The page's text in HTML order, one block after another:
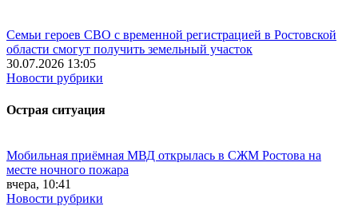
Семьи героев СВО с временной регистрацией в Ростовской
области смогут получить земельный участок
30.07.2026 13:05
Новости рубрики
Острая ситуация
Мобильная приёмная МВД открылась в СЖМ Ростова на
месте ночного пожара
вчера, 10:41
Новости рубрики